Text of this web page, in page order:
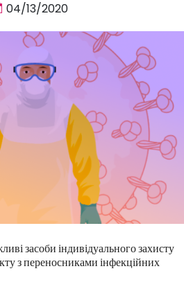
04/13/2020
засоби індивідуального захисту
з переносниками інфекційних